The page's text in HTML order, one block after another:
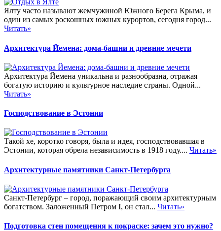
Ялту часто называют жемчужиной Южного Берега Крыма, и
один из самых роскошных южных курортов, сегодня город...
Читать»
Архитектура Йемена: дома-башни и древние мечети
Архитектура Йемена уникальна и разнообразна, отражая
богатую историю и культурное наследие страны. Одной...
Читать»
Господствование в Эстонии
Такой хе, коротко говоря, была и идея, господствовавшая в
Эстонии, которая обрела независимость в 1918 году.... Читать»
Архитектурные памятники Санкт-Петербурга
Санкт-Петербург – город, поражающий своим архитектурным
богатством. Заложенный Петром I, он стал... Читать»
Подготовка стен помещения к покраске: зачем это нужно?